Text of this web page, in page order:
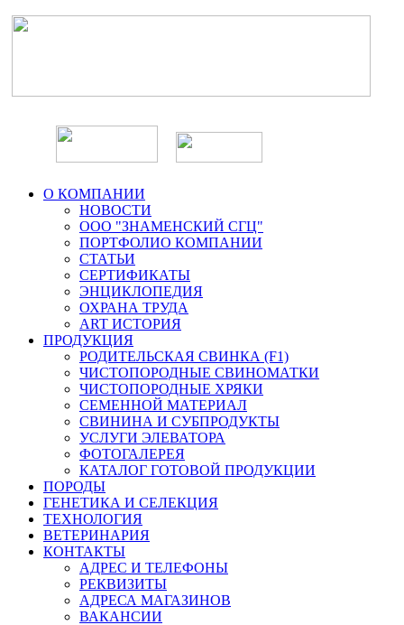
О КОМПАНИИ
НОВОСТИ
ООО "ЗНАМЕНСКИЙ СГЦ"
ПОРТФОЛИО КОМПАНИИ
СТАТЬИ
СЕРТИФИКАТЫ
ЭНЦИКЛОПЕДИЯ
ОХРАНА ТРУДА
ART ИСТОРИЯ
ПРОДУКЦИЯ
РОДИТЕЛЬСКАЯ СВИНКА (F1)
ЧИСТОПОРОДНЫЕ СВИНОМАТКИ
ЧИСТОПОРОДНЫЕ ХРЯКИ
СЕМЕННОЙ МАТЕРИАЛ
СВИНИНА И СУБПРОДУКТЫ
УСЛУГИ ЭЛЕВАТОРА
ФОТОГАЛЕРЕЯ
КАТАЛОГ ГОТОВОЙ ПРОДУКЦИИ
ПОРОДЫ
ГЕНЕТИКА И СЕЛЕКЦИЯ
ТЕХНОЛОГИЯ
ВЕТЕРИНАРИЯ
КОНТАКТЫ
АДРЕС И ТЕЛЕФОНЫ
РЕКВИЗИТЫ
АДРЕСА МАГАЗИНОВ
ВАКАНСИИ